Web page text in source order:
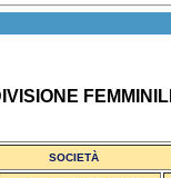
SOCIETÀ